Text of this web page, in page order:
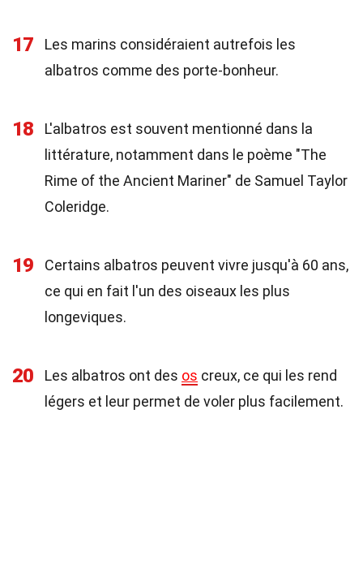
17
Les marins considéraient autrefois les
albatros comme des porte-bonheur.
18
L'albatros est souvent mentionné dans la
littérature, notamment dans le poème "The
Rime of the Ancient Mariner" de Samuel Taylor
Coleridge.
19
Certains albatros peuvent vivre jusqu'à 60 ans,
ce qui en fait l'un des oiseaux les plus
longeviques.
20 Les albatros ont des os creux, ce qui les rend
légers et leur permet de voler plus facilement.